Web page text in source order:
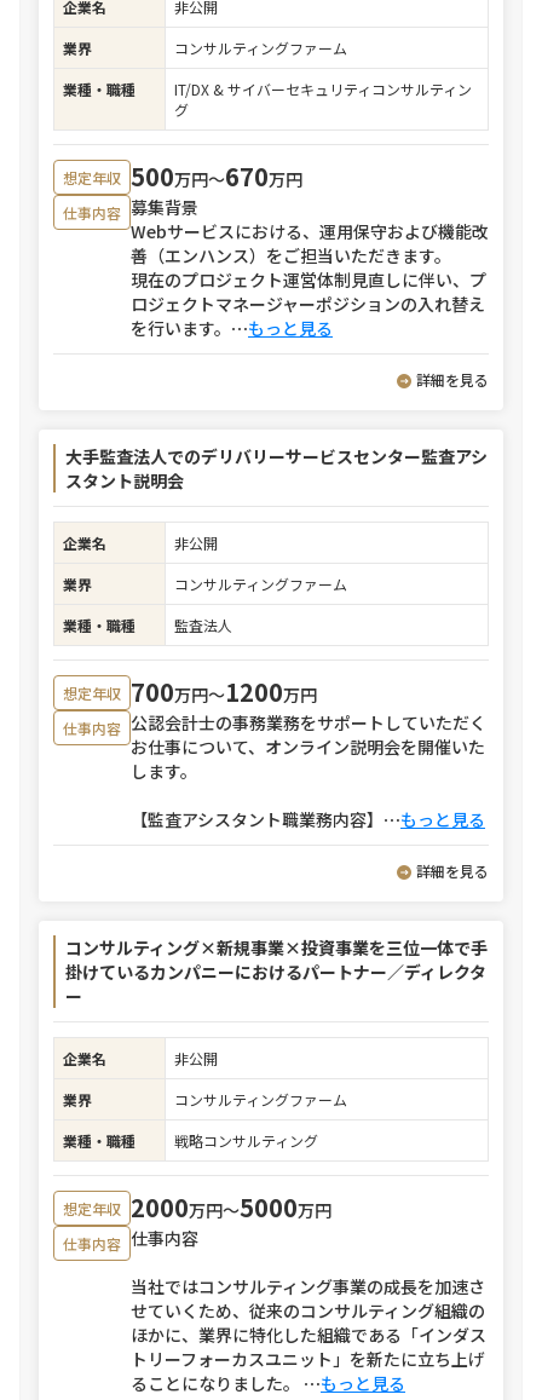
企業名
非公開
業界
コンサルティングファーム
業種・職種
IT/DX & サイバーセキュリティコンサルティン
グ
想定年収 500万円〜670万円
仕事内容 募集背景
Webサービスにおける、運用保守および機能改
善（エンハンス）をご担当いただきます。
現在のプロジェクト運営体制見直しに伴い、プ
ロジェクトマネージャーポジションの入れ替え
を行います。 ⋯もっと見る
詳細を見る
大手監査法人でのデリバリーサービスセンター監査アシ
スタント説明会
企業名
非公開
業界
コンサルティングファーム
業種・職種
監査法人
想定年収 700万円〜1200万円
仕事内容 公認会計士の事務業務をサポートしていただく
お仕事について、オンライン説明会を開催いた
します。
【監査アシスタント職業務内容】 ⋯もっと見る
詳細を見る
コンサルティング×新規事業×投資事業を三位一体で手
掛けているカンパニーにおけるパートナー／ディレクタ
ー
企業名
非公開
業界
コンサルティングファーム
業種・職種
戦略コンサルティング
想定年収 2000万円〜5000万円
仕事内容 仕事内容
当社ではコンサルティング事業の成長を加速さ
せていくため、従来のコンサルティング組織の
ほかに、業界に特化した組織である「インダス
トリーフォーカスユニット」を新たに立ち上げ
ることになりました。 ⋯もっと見る